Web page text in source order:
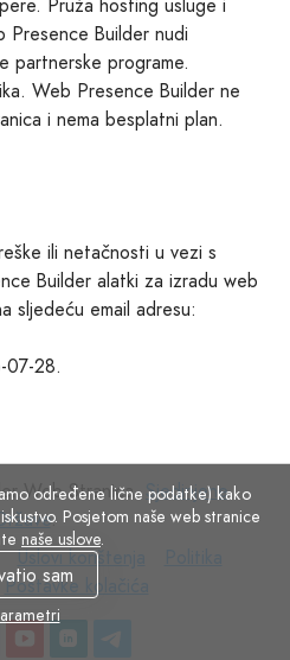
Builder nudi
partnerske programe.
Web Presence Builder ne
i nema besplatni plan.
ili netačnosti u vezi s
Builder alatki za izradu web
sljedeću email adresu:
07-28.
Web Stranica. Sjedinjene
.
Uslovi
korištenja
Uslovi korištenja
Postavke
kolačića
Postavke kolačića
određene lične podatke) kako
Posjetom naše web stranice
naše uslove.
sam